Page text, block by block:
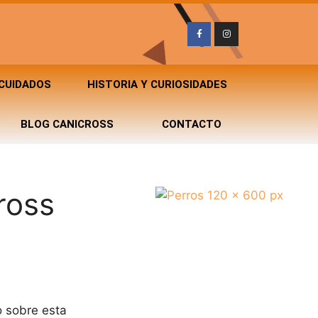
HISTORIA Y CURIOSIDADES
BLOG CANICROSS CONTACTO
sobre esta